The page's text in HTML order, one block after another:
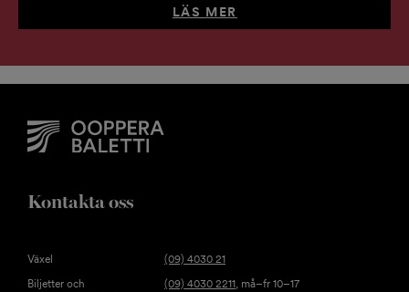
LÄS MER
Kontakta oss
Växel
(09) 4030 21
Biljetter och
(09) 4030 2211, må–fr 10–17